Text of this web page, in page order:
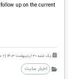
up on the current
یک شنبه 30 اردیبهشت 1403 (2 سال قبل )
اخبار سایت